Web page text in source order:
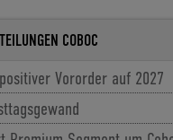
COBOC
Vororder auf 2027